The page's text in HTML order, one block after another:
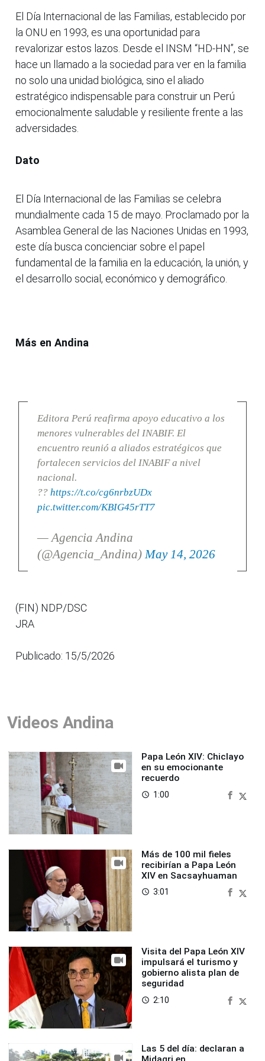
El Día Internacional de las Familias, establecido por
la ONU en 1993, es una oportunidad para
revalorizar estos lazos. Desde el INSM “HD-HN”, se
hace un llamado a la sociedad para ver en la familia
no solo una unidad biológica, sino el aliado
estratégico indispensable para construir un Perú
emocionalmente saludable y resiliente frente a las
adversidades.
Dato
El Día Internacional de las Familias se celebra
mundialmente cada 15 de mayo. Proclamado por la
Asamblea General de las Naciones Unidas en 1993,
este día busca concienciar sobre el papel
fundamental de la familia en la educación, la unión, y
el desarrollo social, económico y demográfico.
Más en Andina
Editora Perú reafirma apoyo educativo a los
menores vulnerables del INABIF. El
encuentro reunió a aliados estratégicos que
fortalecen servicios del INABIF a nivel
nacional.
?? https://t.co/cg6nrbzUDx
pic.twitter.com/KBIG45rTT7
— Agencia Andina
(@Agencia_Andina) May 14, 2026
(FIN) NDP/DSC
JRA
Publicado: 15/5/2026
Videos Andina
Papa León XIV: Chiclayo
en su emocionante
recuerdo
access_time 1:00
Más de 100 mil fieles
recibirían a Papa León
XIV en Sacsayhuaman
access_time 3:01
Visita del Papa León XIV
impulsará el turismo y
gobierno alista plan de
seguridad
access_time 2:10
Las 5 del día: declaran a